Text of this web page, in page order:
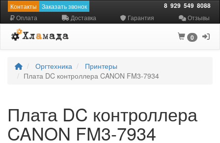
Контакты Заказать звонок 8 929 549 8088
Оплата Доставка Гарантия Отзывы
0
Оргтехника
Принтеры
Плата DC контроллера CANON FM3-7934
Плата DC контроллера
CANON FM3-7934